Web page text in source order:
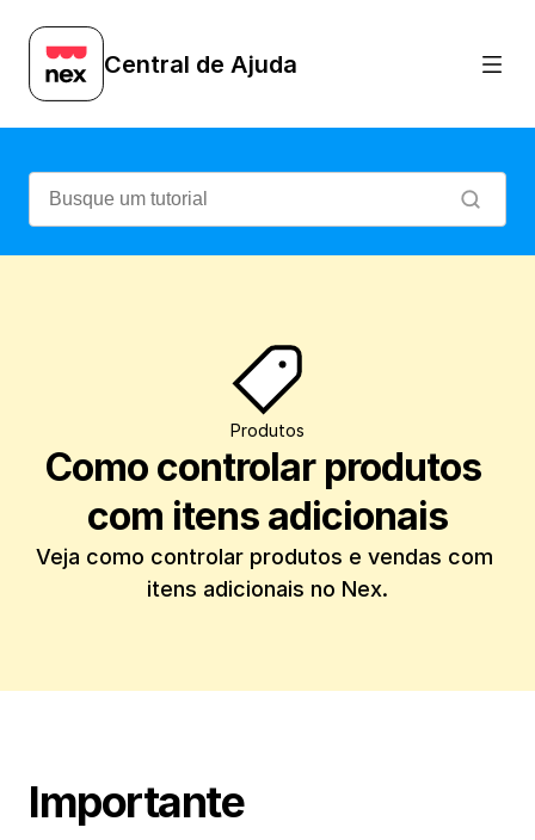
Central de Ajuda
Produtos
Como controlar produtos
com itens adicionais
Veja como controlar produtos e vendas com
itens adicionais no Nex.
Importante